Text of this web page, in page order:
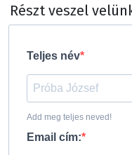
Részt veszel
Teljes név
Add meg teljes neved!
Email cím: